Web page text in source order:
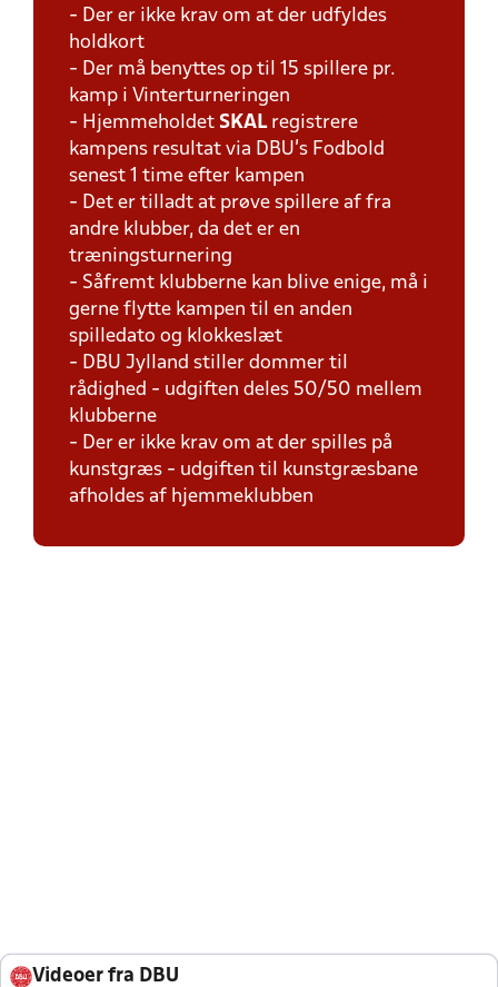
- Der er ikke krav om at der udfyldes
holdkort
- Der må benyttes op til 15 spillere pr.
kamp i Vinterturneringen
- Hjemmeholdet SKAL registrere
kampens resultat via DBU's Fodbold
senest 1 time efter kampen
- Det er tilladt at prøve spillere af fra
andre klubber, da det er en
træningsturnering
- Såfremt klubberne kan blive enige, må i
gerne flytte kampen til en anden
spilledato og klokkeslæt
- DBU Jylland stiller dommer til
rådighed - udgiften deles 50/50 mellem
klubberne
- Der er ikke krav om at der spilles på
kunstgræs - udgiften til kunstgræsbane
afholdes af hjemmeklubben
Videoer fra DBU